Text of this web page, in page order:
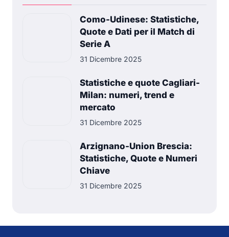
Como-Udinese: Statistiche,
Quote e Dati per il Match di
Serie A
31 Dicembre 2025
Statistiche e quote Cagliari-
Milan: numeri, trend e
mercato
31 Dicembre 2025
Arzignano-Union Brescia:
Statistiche, Quote e Numeri
Chiave
31 Dicembre 2025